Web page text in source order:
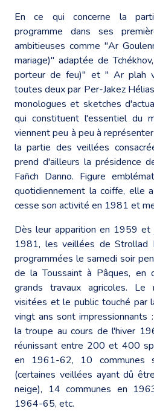
En ce qui concerne la
programme dans ses
ambitieuses comme "Ar
mariage)" adaptée de
porteur de feu)" et " Ar plah
toutes deux par Per-Jakez
monologues et sketches
qui constituent l'essentiel du
viennent peu à peu à
la partie des veillées
prend d'ailleurs la présidence
Fañch Danno. Figure
quotidiennement la coiffe, elle
cesse son activité en 1981 et
Dès leur apparition en 1959 et
1981, les veillées de Strollad
programmées le samedi soir
de la Toussaint à Pâques, en
grands travaux agricoles. Le
visitées et le public touché par
vingt ans sont impressionnants
la troupe au cours de l'hiver
réunissant entre 200 et 400
en 1961-62, 10 communes
(certaines veillées ayant dû
neige), 14 communes en
1964-65, etc.